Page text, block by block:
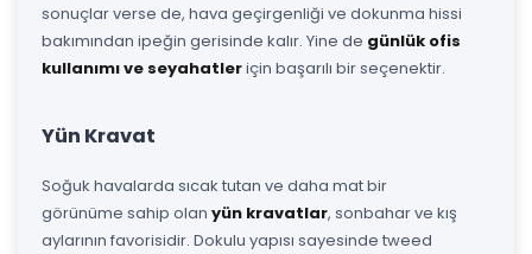
sonuçlar verse de, hava geçirgenliği ve dokunma hissi
bakımından ipeğin gerisinde kalır. Yine de günlük ofis
kullanımı ve seyahatleriçin başarılı bir seçenektir.
Yün Kravat
Soğuk havalarda sıcak tutan ve daha mat bir
görünüme sahip olan yün kravatlar, sonbahar ve kış
aylarının favorisidir. Dokulu yapısı sayesinde tweed